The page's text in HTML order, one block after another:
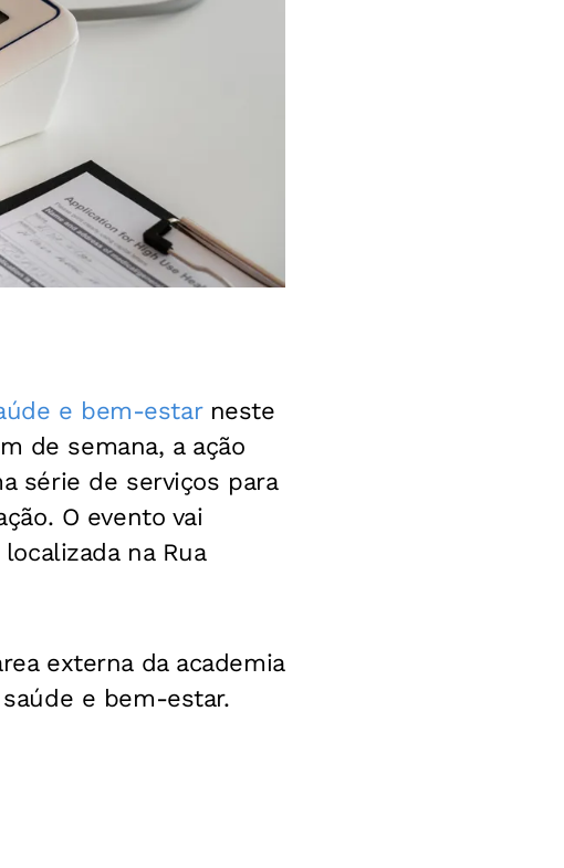
e bem-estar neste
de semana, a ação
série de serviços para
O evento vai
na Rua
externa da academia
e bem-estar.